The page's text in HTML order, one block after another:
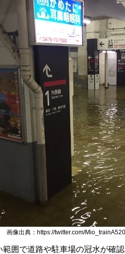
画像出典：https://twitter.com/
範囲で道路や駐車場の冠水が確